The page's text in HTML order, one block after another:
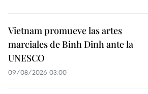
Vietnam promueve las artes
marciales de Binh Dinh ante la
UNESCO
09/08/2026 03:00